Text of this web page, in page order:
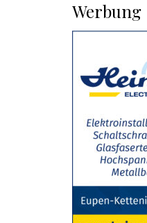
Werbung